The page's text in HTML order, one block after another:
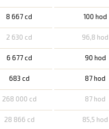
8 667 cd 100 hod
2 630 cd 96,8 hod
6 677 cd 90 hod
683 cd 87 hod
268 000 cd 87 hod
28 866 cd 85,5 hod